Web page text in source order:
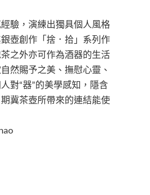
驗，演練出獨具個人風格
壺創作「捨．拾」系列作
之外亦可作為酒器的生活
然賜予之美、撫慰心靈、
對“器”的美學感知，隱含
冀茶壺所帶來的連結能使